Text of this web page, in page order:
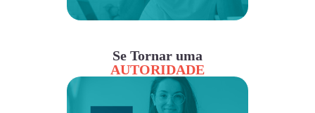
Se Tornar uma
AUTORIDADE